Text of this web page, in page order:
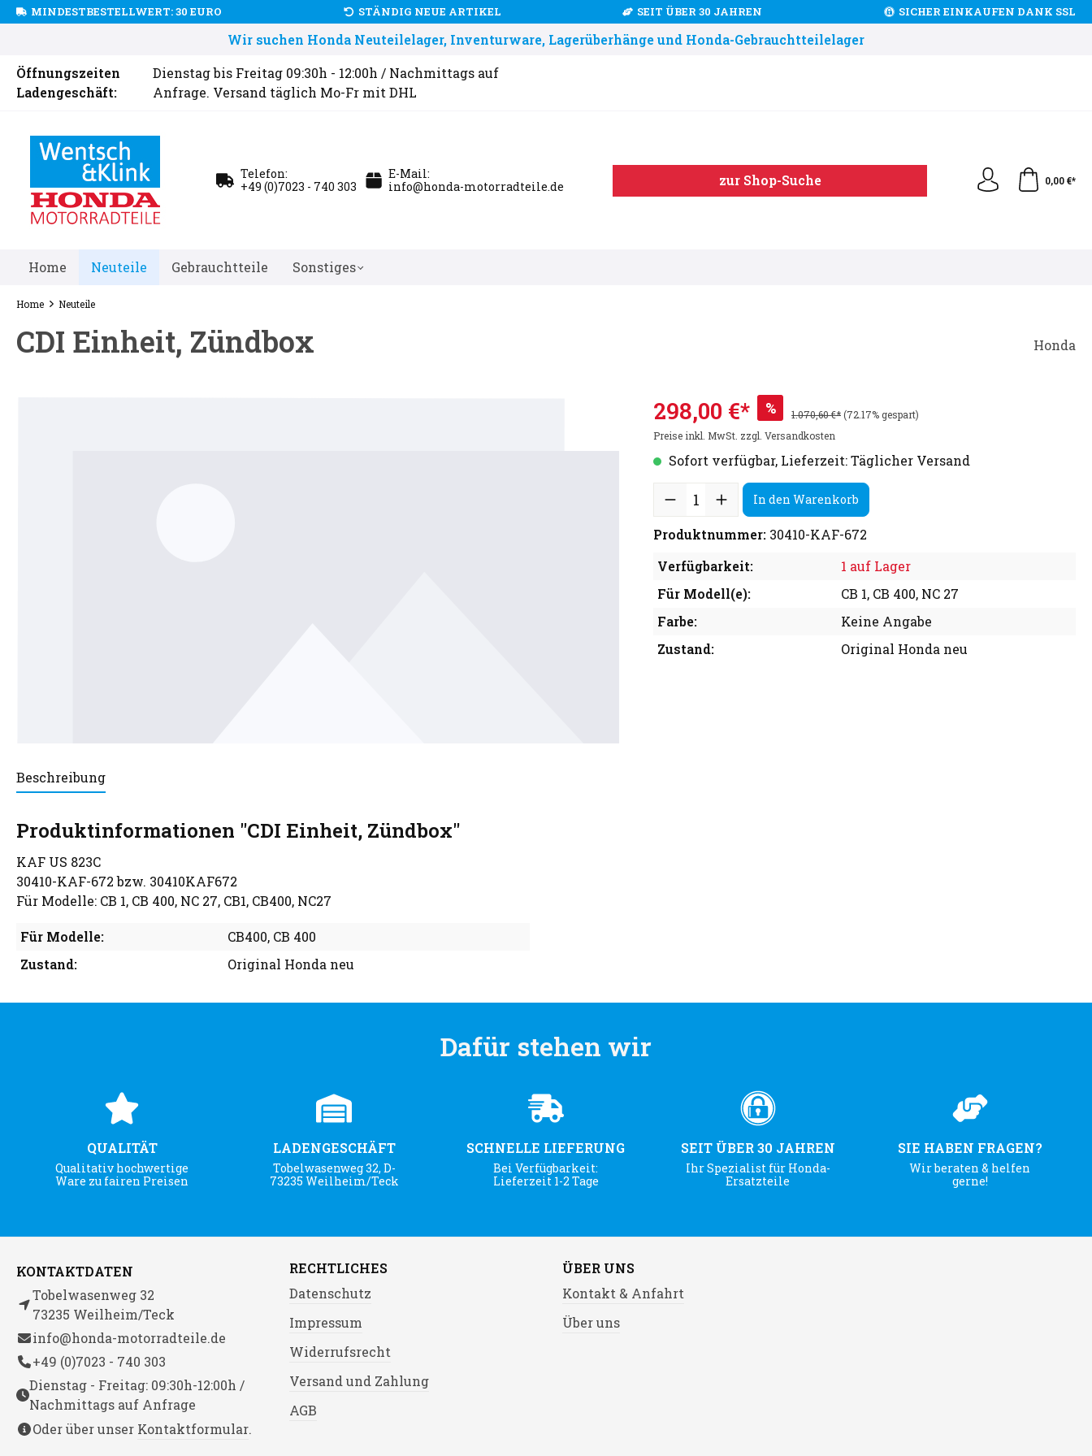
MINDESTBESTELLWERT: 30 EURO STÄNDIG NEUE ARTIKEL SEIT ÜBER 30 JAHREN SICHER EINKAUFEN DANK SSL
Wir suchen Honda Neuteilelager, Inventurware, Lagerüberhänge und Honda-Gebrauchtteilelager
Öffnungszeiten
Ladengeschäft:
Dienstag bis Freitag 09:30h - 12:00h / Nachmittags auf
Anfrage. Versand täglich Mo-Fr mit DHL
Telefon:
+49 (0)7023 - 740 303
E-Mail:
info@honda-motorradteile.de
zur Shop-Suche 0,00 €*
Home Neuteile Gebrauchtteile Sonstiges
Home Neuteile
CDI Einheit, Zündbox Honda
298,00 €* % 1.070,60 €*(72.17% gespart)
Preise inkl. MwSt. zzgl. Versandkosten
Sofort verfügbar, Lieferzeit: Täglicher Versand
In den Warenkorb
Produktnummer: 30410-KAF-672
Verfügbarkeit:
1 auf Lager
Für Modell(e):
CB 1, CB 400, NC 27
Farbe:
Keine Angabe
Zustand:
Original Honda neu
Beschreibung
Produktinformationen "CDI Einheit, Zündbox"
KAF US 823C
30410-KAF-672 bzw. 30410KAF672
Für Modelle: CB 1, CB 400, NC 27, CB1, CB400, NC27
Für Modelle: CB400, CB 400
Zustand:
Original Honda neu
Dafür stehen wir
QUALITÄT
Qualitativ hochwertige
Ware zu fairen Preisen
LADENGESCHÄFT
Tobelwasenweg 32, D-
73235 Weilheim/Teck
SCHNELLE LIEFERUNG
Bei Verfügbarkeit:
Lieferzeit 1-2 Tage
SEIT ÜBER 30 JAHREN
Ihr Spezialist für Honda-
Ersatzteile
SIE HABEN FRAGEN?
Wir beraten & helfen
gerne!
KONTAKTDATEN
Tobelwasenweg 32
73235 Weilheim/Teck
info@honda-motorradteile.de
+49 (0)7023 - 740 303
Dienstag - Freitag: 09:30h-12:00h /
Nachmittags auf Anfrage
Oder über unser Kontaktformular.
RECHTLICHES
Datenschutz
Impressum
Widerrufsrecht
Versand und Zahlung
AGB
ÜBER UNS
Kontakt & Anfahrt
Über uns